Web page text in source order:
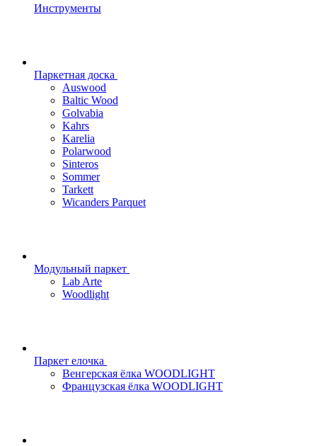
Инструменты
Паркетная доска
Auswood
Baltic Wood
Golvabia
Kahrs
Karelia
Polarwood
Sinteros
Sommer
Tarkett
Wicanders Parquet
Модульный паркет
Lab Arte
Woodlight
Паркет елочка
Венгерская ёлка WOODLIGHT
Французская ёлка WOODLIGHT